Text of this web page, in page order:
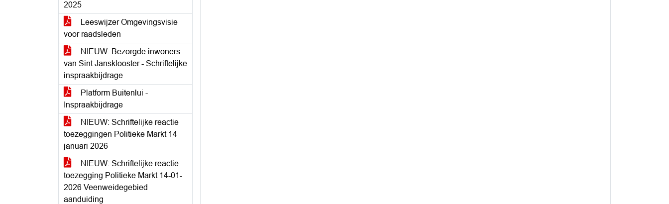
2025
Leeswijzer Omgevingsvisie
voor raadsleden
NIEUW: Bezorgde inwoners
van Sint Jansklooster - Schriftelijke
inspraakbijdrage
Platform Buitenlui -
Inspraakbijdrage
NIEUW: Schriftelijke reactie
toezeggingen Politieke Markt 14
januari 2026
NIEUW: Schriftelijke reactie
toezegging Politieke Markt 14-01-
2026 Veenweidegebied
aanduiding